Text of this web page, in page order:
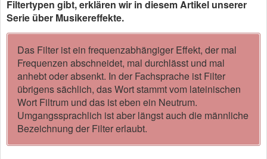
Filtertypen gibt, erklären wir in diesem Artikel unserer
Serie über Musikereffekte.
Das Filter ist ein frequenzabhängiger Effekt, der mal
Frequenzen abschneidet, mal durchlässt und mal
anhebt oder absenkt. In der Fachsprache ist Filter
übrigens sächlich, das Wort stammt vom lateinischen
Wort Filtrum und das ist eben ein Neutrum.
Umgangssprachlich ist aber längst auch die männliche
Bezeichnung der Filter erlaubt.